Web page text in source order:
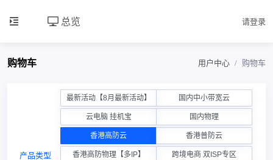
总览 请登录
购物车 用户中心 购物车
产品类型
最新活动【8月最新活动】 国内中小带宽云
云电脑 挂机宝 国内物理
香港高防云 香港普防云
香港高防物理【多IP】 跨境电商 双ISP专区